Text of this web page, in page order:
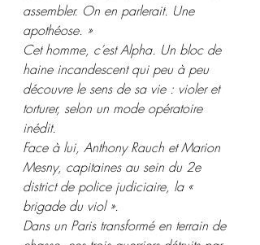
assembler. On en parlerait. Une
apothéose. »
Cet homme, c’est Alpha. Un bloc de
haine incandescent qui peu à peu
découvre le sens de sa vie : violer et
torturer, selon un mode opératoire
inédit.
Face à lui, Anthony Rauch et Marion
Mesny, capitaines au sein du 2e
district de police judiciaire, la «
brigade du viol ».
Dans un Paris transformé en terrain de